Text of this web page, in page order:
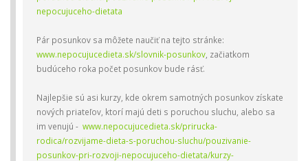
nepocujuceho-dietata
Pár posunkov sa môžete naučiť na tejto stránke:
www.nepocujucedieta.sk/slovnik-posunkov , začiatkom
budúceho roka počet posunkov bude rásť.
Najlepšie sú asi kurzy, kde okrem samotných posunkov získate
nových priateľov, ktorí majú deti s poruchou sluchu, alebo sa
im venujú - www.nepocujucedieta.sk/prirucka-
rodica/rozvijame-dieta-s-poruchou-sluchu/pouzivanie-
posunkov-pri-rozvoji-nepocujuceho-dietata/kurzy-